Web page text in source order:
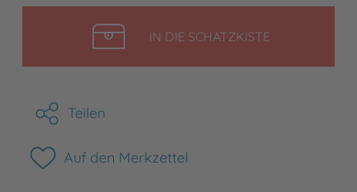
IN DIE SCHATZKISTELEGEN
Teilen
Auf den Merkzettel